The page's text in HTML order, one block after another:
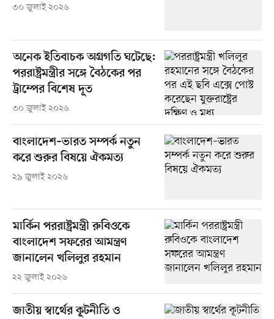
৩০ জুলাই ২০২৬
অনেক ইতিবাচক অগ্রগতি ঘটেছে:
পররাষ্ট্রমন্ত্রীর সঙ্গে বৈঠকের পর
ট্রাম্পের বিশেষ দূত
৩০ জুলাই ২০২৬
বাংলাদেশ–ভারত সম্পর্ক নতুন
করে শুরুর বিষয়ে ঐকমত্য
২৯ জুলাই ২০২৬
মার্কিন পররাষ্ট্রমন্ত্রী রুবিওকে
বাংলাদেশ সফরের আমন্ত্রণ
জানালেন খলিলুর রহমান
২২ জুলাই ২০২৬
জাতীয় স্বার্থের কূটনীতি ও